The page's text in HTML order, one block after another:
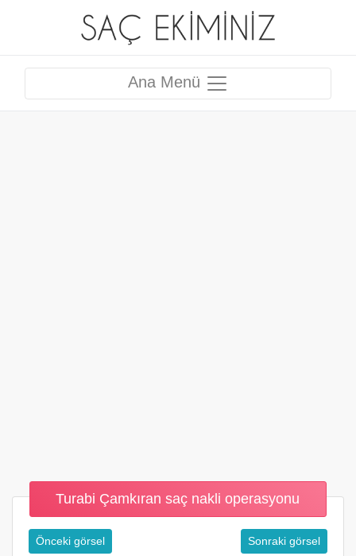
Ana Menü
Turabi Çamkıran saç nakli operasyonu
Önceki görsel Sonraki görsel